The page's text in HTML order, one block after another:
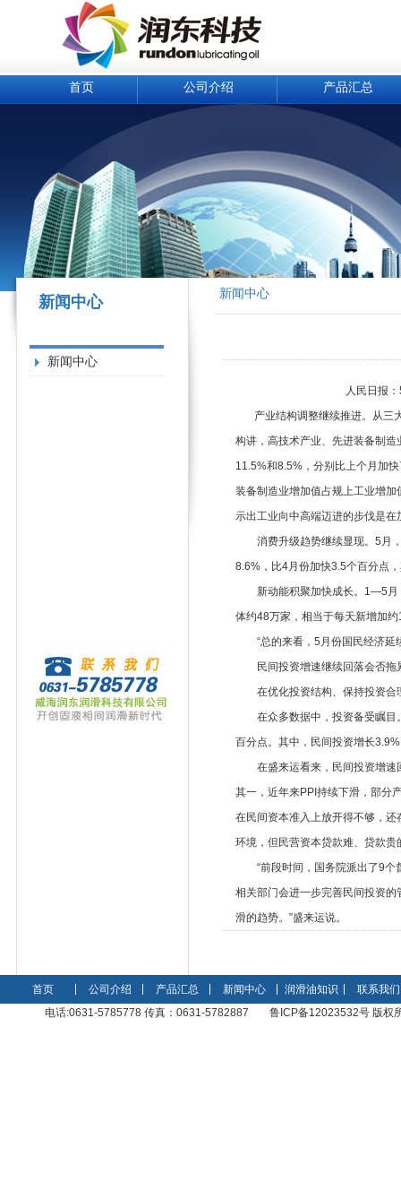
首页 公司介绍 产品汇总
新闻中心
新闻中心
新闻中心
人民日报：5月中国
产业结构调整继续推进。从三大
构讲，高技术产业、先进装备制
11.5%和8.5%，分别比上个月加
装备制造业增加值占规上工业增
示出工业向中高端迈进的步伐是在
消费升级趋势继续显现。5月，
8.6%，比4月份加快3.5个百分点
新动能积聚加快成长。1—5月，
体约48万家，相当于每天新增加
“总的来看，5月份国民经济延
民间投资增速继续回落会否拖
在优化投资结构、保持投资合
在众多数据中，投资备受瞩目
百分点。其中，民间投资增长
在盛来运看来，民间投资增速
其一，近年来PPI持续下滑，部分
在民间资本准入上放开得不够，还
环境，但民营资本贷款难、贷款贵
“前段时间，国务院派出了9个
相关部门会进一步完善民间投资
滑的趋势。”盛来运说。
首页 公司介绍 产品汇总 新闻中心 润滑油知识
联系我们
电话:0631-5785778 传真：0631-5782887
鲁ICP备12023532号 版权